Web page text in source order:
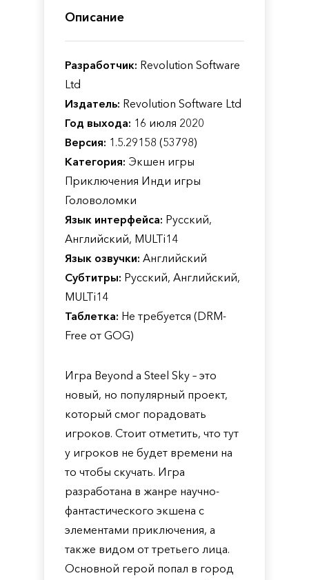
Описание
Разработчик: Revolution Software
Ltd
Издатель: Revolution Software Ltd
Год выхода: 16 июля 2020
Версия: 1.5.29158 (53798)
Категория: Экшен игры
Приключения Инди игры
Головоломки
Язык интерфейса: Русский,
Английский, MULTi14
Язык озвучки: Английский
Субтитры: Русский, Английский,
MULTi14
Таблетка: Не требуется (DRM-
Free от GOG)
Игра Beyond a Steel Sky – это
новый, но популярный проект,
который смог порадовать
игроков. Стоит отметить, что тут
у игроков не будет времени на
то чтобы скучать. Игра
разработана в жанре научно-
фантастического экшена с
элементами приключения, а
также видом от третьего лица.
Основной герой попал в город